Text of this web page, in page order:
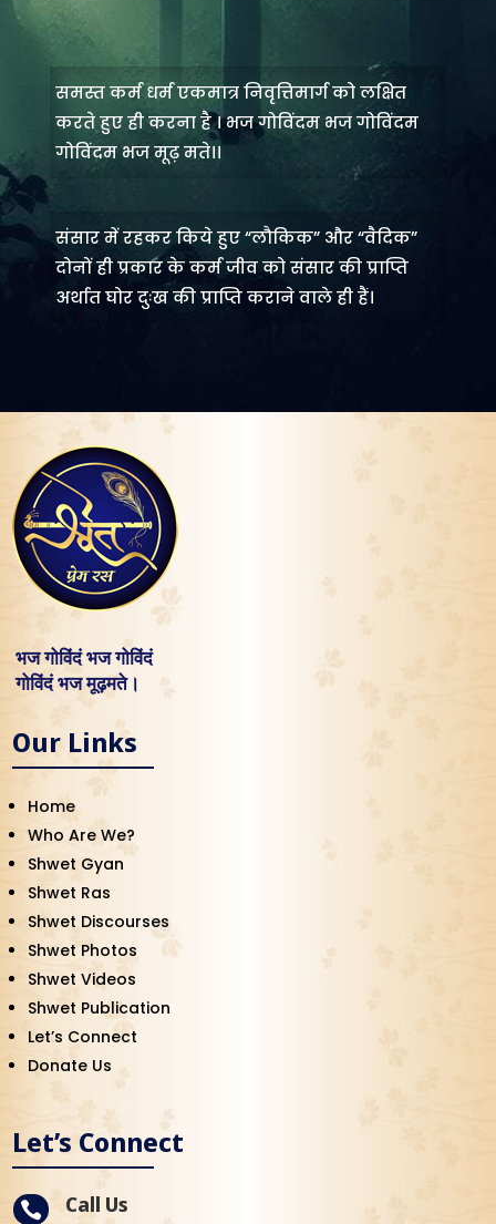
समस्त कर्म धर्म एकमात्र निवृत्तिमार्ग को लक्षित
करते हुए ही करना है । भज गोविंदम भज गोविंदम
गोविंदम भज मूढ़ मते।।
संसार में रहकर किये हुए “लौकिक” और “वैदिक”
दोनों ही प्रकार के कर्म जीव को संसार की प्राप्ति
अर्थात घोर दुःख की प्राप्ति कराने वाले ही हैं।
भज गोविंदं भज गोविंदं
गोविंदं भज मूढ़मते।
Our Links
Home
Who Are We?
Shwet Gyan
Shwet Ras
Shwet Discourses
Shwet Photos
Shwet Videos
Shwet Publication
Let’s Connect
Donate Us
Let’s Connect
 Call Us